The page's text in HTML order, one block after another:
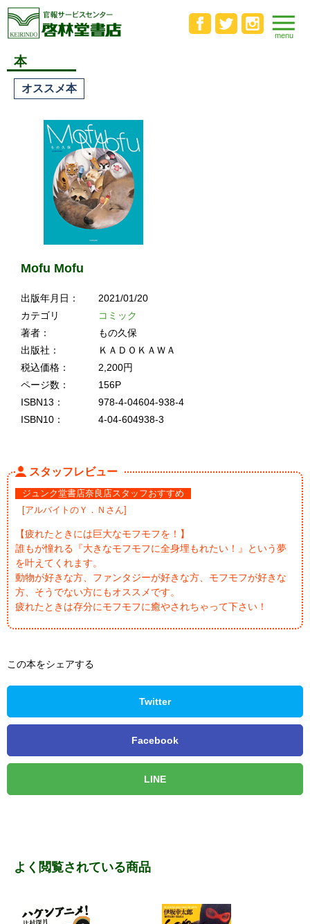
本
オススメ本
Mofu Mofu
出版年月日：
2021/01/20
カテゴリ
コミック
著者：
もの久保
出版社：
ＫＡＤＯＫＡＷＡ
税込価格：
2,200円
ページ数：
156P
ISBN13：
978-4-04604-938-4
ISBN10：
4-04-604938-3
スタッフレビュー
ジュンク堂書店奈良店スタッフおすすめ
[アルバイトのＹ．Ｎさん]
【疲れたときには巨大なモフモフを！】
誰もが憧れる『大きなモフモフに全身埋もれたい！』という夢
を叶えてくれます。
動物が好きな方、ファンタジーが好きな方、モフモフが好きな
方、そうでない方にもオススメです。
疲れたときは存分にモフモフに癒やされちゃって下さい！
この本をシェアする
Twitter
Facebook
LINE
よく閲覧されている商品